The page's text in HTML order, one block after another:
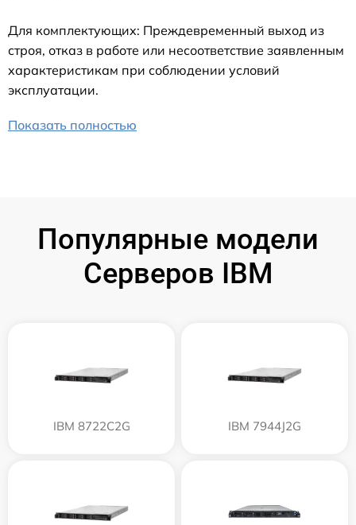
Для комплектующих: Преждевременный выход из
строя, отказ в работе или несоответствие заявленным
характеристикам при соблюдении условий
эксплуатации.
Показать полностью
Популярные модели
Серверов IBM
IBM 8722C2G IBM 7944J2G